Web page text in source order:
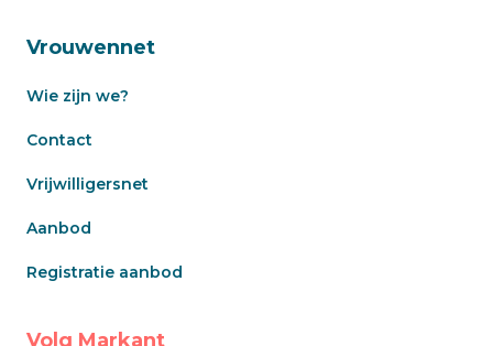
Vrouwennet
Wie zijn we?
Contact
Vrijwilligersnet
Aanbod
Registratie aanbod
Volg Markant